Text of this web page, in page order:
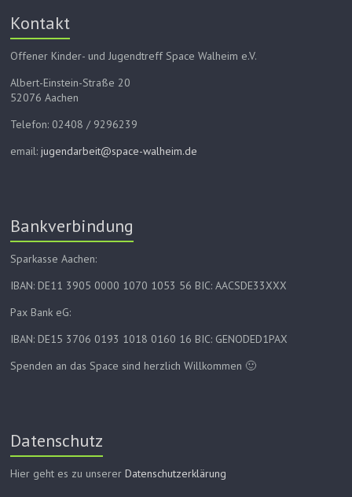
Kontakt
Offener Kinder- und Jugendtreff Space Walheim e.V.
Albert-Einstein-Straße 20
52076 Aachen
Telefon: 02408 / 9296239
email:jugendarbeit@space-walheim.de
Bankverbindung
Sparkasse Aachen:
IBAN: DE11 3905 0000 1070 1053 56 BIC: AACSDE33XXX
Pax Bank eG:
IBAN: DE15 3706 0193 1018 0160 16 BIC: GENODED1PAX
Spenden an das Space sind herzlich Willkommen 🙂
Datenschutz
Hier geht es zu unsererDatenschutzerklärung